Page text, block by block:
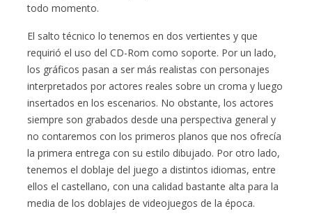
todo momento.
El salto técnico lo tenemos en dos vertientes y que
requirió el uso del CD-Rom como soporte. Por un lado,
los gráficos pasan a ser más realistas con personajes
interpretados por actores reales sobre un croma y luego
insertados en los escenarios. No obstante, los actores
siempre son grabados desde una perspectiva general y
no contaremos con los primeros planos que nos ofrecía
la primera entrega con su estilo dibujado. Por otro lado,
tenemos el doblaje del juego a distintos idiomas, entre
ellos el castellano, con una calidad bastante alta para la
media de los doblajes de videojuegos de la época.